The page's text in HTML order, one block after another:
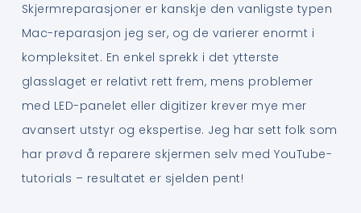
Skjermreparasjoner er kanskje den vanligste typen
Mac-reparasjon jeg ser, og de varierer enormt i
kompleksitet. En enkel sprekk i det ytterste
glasslaget er relativt rett frem, mens problemer
med LED-panelet eller digitizer krever mye mer
avansert utstyr og ekspertise. Jeg har sett folk som
har prøvd å reparere skjermen selv med YouTube-
tutorials – resultatet er sjelden pent!